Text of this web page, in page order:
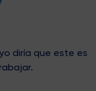
diría que este es